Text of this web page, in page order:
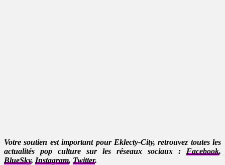
Votre soutien est important pour Eklecty-City, retrouvez toutes les
actualités pop culture sur les réseaux sociaux : Facebook,
BlueSky, Instagram, Twitter.